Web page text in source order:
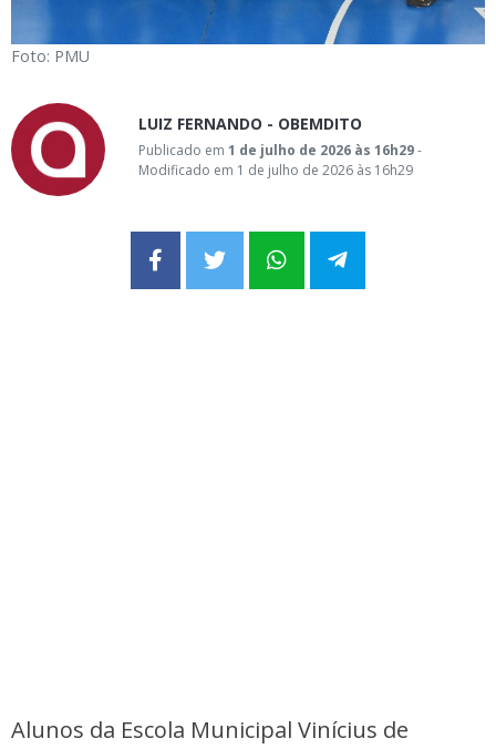
Foto: PMU
LUIZ FERNANDO - OBEMDITO
Publicado em 1 de julho de 2026 às 16h29-
Modificado em 1 de julho de 2026 às 16h29
Alunos da Escola Municipal Vinícius de